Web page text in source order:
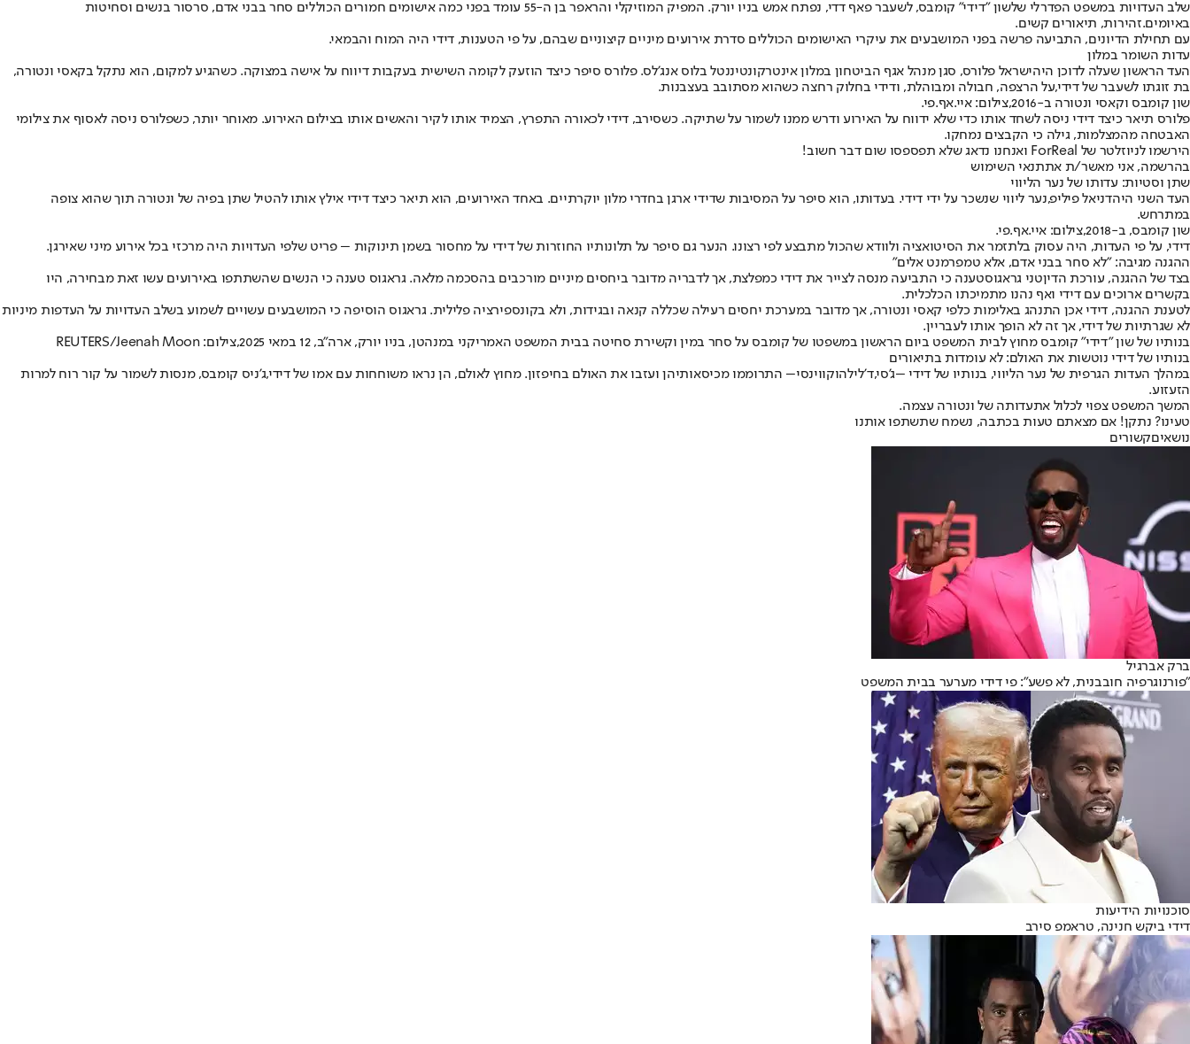
שלב העדויות במשפט הפדרלי שלשון "דידי" קומבס
, לשעבר פאף דדי, נפתח אמש בניו יורק. המפיק המוזיקלי והראפר בן ה-55 עומד בפני כמה אישומים חמורים הכוללים סחר בבני אדם, סרסור בנשים וסחיטות
באיומים.זהירות, תיאורים קשים.
עם תחילת הדיונים, התביעה פרשה בפני המושבעים את עיקרי האישומים הכוללים סדרת אירועים מיניים קיצוניים שבהם, על פי הטענות, דידי היה המוח והבמאי.
עדות השומר במלון
העד הראשון שעלה לדוכן היהישראל פלורס, סגן מנהל אגף הביטחון במלון אינטרקונטיננטל בלוס אנג'לס. פלורס סיפר כיצד הוזעק לקומה השישית בעקבות דיווח על אישה במצוקה. כשהגיע למקום, הוא נתקל בקאסי ונטורה,
בת זוגתו לשעבר של דידי,על הרצפה, חבולה ומבוהלת, ודידי בחלוק רחצה כשהוא מסתובב בעצבנות.
שון קומבס וקאסי ונטורה ב-2016,צילום: איי.אף.פי.
פלורס תיאר כיצד דידי ניסה לשחד אותו כדי שלא ידווח על האירוע ודרש ממנו לשמור על שתיקה. כשסירב, דידי לכאורה התפרץ, הצמיד אותו לקיר והאשים אותו בצילום האירוע. מאוחר יותר, כשפלורס ניסה לאסוף את צילומי
האבטחה מהמצלמות, גילה כי הקבצים נמחקו.
הירשמו לניוזלטר של ForReal ואנחנו נדאג שלא תפספסו שום דבר חשוב!
בהרשמה, אני מאשר/ת אתתנאי השימוש
שתן וסטיות: עדותו של נער הליווי
העד השני היהדניאל פיליפ,נער ליווי שנשכר על ידי דידי. בעדותו, הוא סיפר על המסיבות שדידי ארגן בחדרי מלון יוקרתיים. באחד האירועים, הוא תיאר כיצד דידי אילץ אותו להטיל שתן בפיה של ונטורה תוך שהוא צופה
במתרחש.
שון קומבס, ב-2018,צילום: איי.אף.פי.
דידי, על פי העדות, היה עסוק בלתזמר את הסיטואציה ולוודא שהכול מתבצע לפי רצונו. הנער גם סיפר על תלונותיו החוזרות של דידי על מחסור בשמן תינוקות – פריט שלפי העדויות היה מרכזי בכל אירוע מיני שאירגן.
ההגנה מגיבה: "לא סחר בבני אדם, אלא טמפרמנט אלים"
בצד של ההגנה, עורכת הדיןטני גראגוסטענה כי התביעה מנסה לצייר את דידי כמפלצת, אך לדבריה מדובר ביחסים מיניים מורכבים בהסכמה מלאה. גראגוס טענה כי הנשים שהשתתפו באירועים עשו זאת מבחירה, היו
בקשרים ארוכים עם דידי ואף נהנו מתמיכתו הכלכלית.
לטענת ההגנה, דידי אכן התנהג באלימות כלפי קאסי ונטורה, אך מדובר במערכת יחסים רעילה שכללה קנאה ובגידות, ולא בקונספירציה פלילית. גראגוס הוסיפה כי המושבעים עשויים לשמוע בשלב העדויות על העדפות מיניות
לא שגרתיות של דידי, אך זה לא הופך אותו לעבריין.
בנותיו של שון "דידי" קומבס מחוץ לבית המשפט ביום הראשון במשפטו של קומבס על סחר במין וקשירת סחיטה בבית המשפט האמריקני במנהטן, בניו יורק, ארה"ב, 12 במאי 2025,צילום: REUTERS/Jeenah Moon
בנותיו של דידי נוטשות את האולם: לא עומדות בתיאורים
במהלך העדות הגרפית של נער הליווי, בנותיו של דידי –ג'סי,ד'לילהוקווינסי– התרוממו מכיסאותיהן ועזבו את האולם בחיפזון. מחוץ לאולם, הן נראו משוחחות עם אמו של דידי,ג'ניס קומבס, מנסות לשמור על קור רוח למרות
הזעזוע.
המשך המשפט צפוי לכלול אתעדותה של ונטורה עצמה.
טעינו? נתקן! אם מצאתם טעות בכתבה, נשמח שתשתפו אותנו
נושאיםקשורים
ברק אברגיל
"פורנוגרפיה חובבנית, לא פשע": פי דידי מערער בבית המשפט
סוכנויות הידיעות
דידי ביקש חנינה, טראמפ סירב